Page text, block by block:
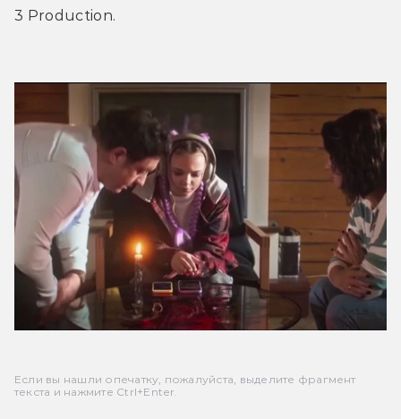
3 Production.
Если вы нашли опечатку, пожалуйста, выделите фрагмент
текста и нажмите Ctrl+Enter.